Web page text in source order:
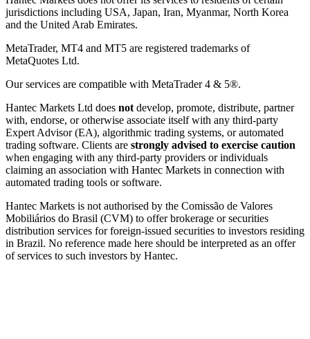
jurisdictions including USA, Japan, Iran, Myanmar, North Korea
and the United Arab Emirates.
MetaTrader, MT4 and MT5 are registered trademarks of
MetaQuotes Ltd.
Our services are compatible with MetaTrader 4 & 5®.
Hantec Markets Ltd does not develop, promote, distribute, partner
with, endorse, or otherwise associate itself with any third-party
Expert Advisor (EA), algorithmic trading systems, or automated
trading software. Clients are strongly advised to exercise caution
when engaging with any third-party providers or individuals
claiming an association with Hantec Markets in connection with
automated trading tools or software.
Hantec Markets is not authorised by the Comissão de Valores
Mobiliários do Brasil (CVM) to offer brokerage or securities
distribution services for foreign-issued securities to investors residing
in Brazil. No reference made here should be interpreted as an offer
of services to such investors by Hantec.